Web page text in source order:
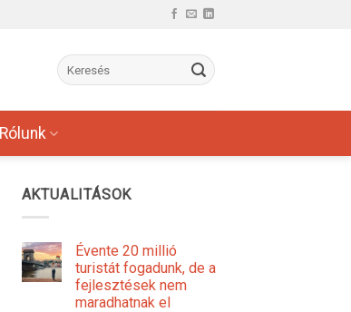
Rólunk
AKTUALITÁSOK
Évente 20 millió
turistát fogadunk, de a
fejlesztések nem
maradhatnak el